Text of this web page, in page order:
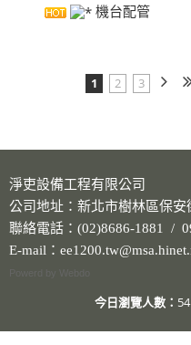
機台配管
1 2 3
淨吏設備工程有限公司
公司地址：新北市樹林區保安
聯絡電話：(02)8686-1881 /
E-mail：
今日瀏覽人數： 54